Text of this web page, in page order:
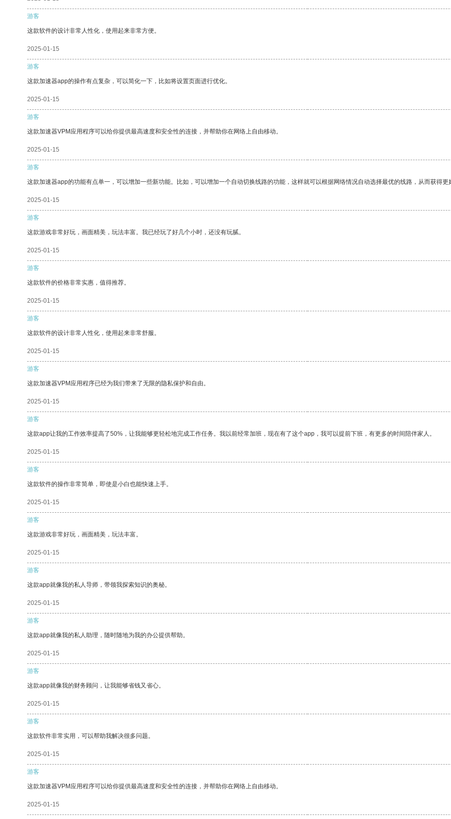
游客
这款软件的设计非常人性化，使用起来非常方便。
2025-01-15
游客
这款加速器app的操作有点复杂，可以简化一下，比如将设置页面进行优化。
2025-01-15
游客
这款加速器VPM应用程序可以给你提供最高速度和安全性的连接，并帮助你在网络上自由移动。
2025-01-15
游客
这款加速器app的功能有点单一，可以增加一些新功能。比如，可以增加一个自动切换线路的功能，这样就可以根据网络情况自动选择最优的线路，从而获得更
2025-01-15
游客
这款游戏非常好玩，画面精美，玩法丰富。我已经玩了好几个小时，还没有玩腻。
2025-01-15
游客
这款软件的价格非常实惠，值得推荐。
2025-01-15
游客
这款软件的设计非常人性化，使用起来非常舒服。
2025-01-15
游客
这款加速器VPM应用程序已经为我们带来了无限的隐私保护和自由。
2025-01-15
游客
这款app让我的工作效率提高了50%，让我能够更轻松地完成工作任务。我以前经常加班，现在有了这个app，我可以提前下班，有更多的时间陪伴家人。
2025-01-15
游客
这款软件的操作非常简单，即使是小白也能快速上手。
2025-01-15
游客
这款游戏非常好玩，画面精美，玩法丰富。
2025-01-15
游客
这款app就像我的私人导师，带领我探索知识的奥秘。
2025-01-15
游客
这款app就像我的私人助理，随时随地为我的办公提供帮助。
2025-01-15
游客
这款app就像我的财务顾问，让我能够省钱又省心。
2025-01-15
游客
这款软件非常实用，可以帮助我解决很多问题。
2025-01-15
游客
这款加速器VPM应用程序可以给你提供最高速度和安全性的连接，并帮助你在网络上自由移动。
2025-01-15